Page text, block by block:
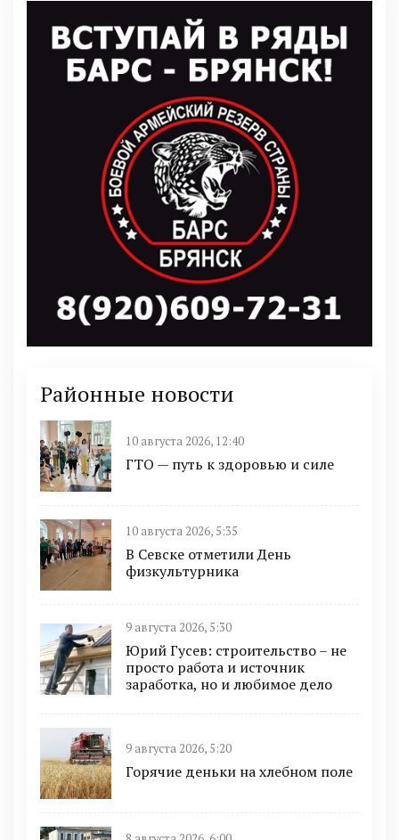
Районные новости
10 августа 2026, 12:40
ГТО — путь к здоровью и силе
10 августа 2026, 5:35
В Севске отметили День
физкультурника
9 августа 2026, 5:30
Юрий Гусев: строительство – не
просто работа и источник
заработка, но и любимое дело
9 августа 2026, 5:20
Горячие деньки на хлебном поле